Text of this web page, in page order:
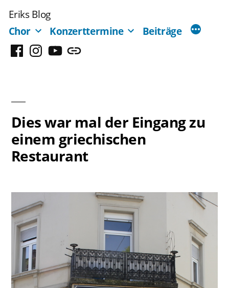
Inhalt
springen
Eriks Blog
Chor
Konzerttermine Beiträge
FacebookInstagram
YouTubeMastodon
Dies war mal der Eingang zu
einem griechischen
Restaurant